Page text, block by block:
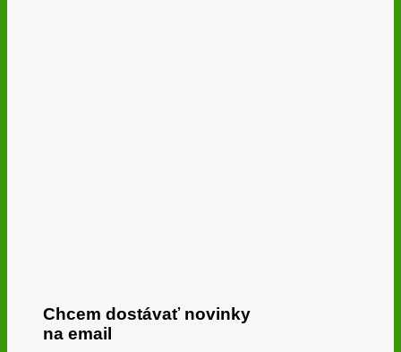
Chcem dostávať novinky
na email